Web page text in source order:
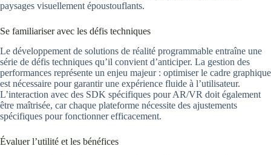
paysages visuellement époustouflants.
Se familiariser avec les défis techniques
Le développement de solutions de réalité programmable entraîne une
série de défis techniques qu’il convient d’anticiper. La gestion des
performances représente un enjeu majeur : optimiser le cadre graphique
est nécessaire pour garantir une expérience fluide à l’utilisateur.
L’interaction avec des SDK spécifiques pour AR/VR doit également
être maîtrisée, car chaque plateforme nécessite des ajustements
spécifiques pour fonctionner efficacement.
Évaluer l’utilité et les bénéfices